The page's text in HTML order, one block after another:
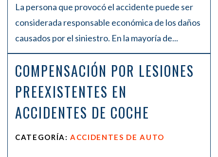
La persona que provocó el accidente puede ser
considerada responsable económica de los daños
causados por el siniestro. En la mayoría de...
COMPENSACIÓN POR LESIONES
PREEXISTENTES EN
ACCIDENTES DE COCHE
CATEGORÍA:ACCIDENTES DE AUTO